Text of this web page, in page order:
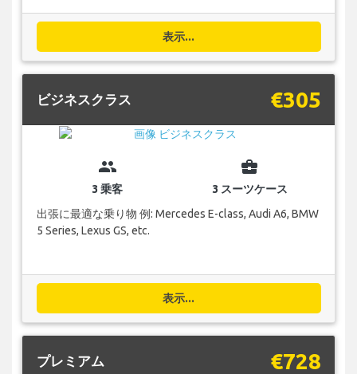
表示...
ビジネスクラス €305
group
3 乗客
business_center
3 スーツケース
出張に最適な乗り物 例: Mercedes E-class, Audi A6, BMW
5 Series, Lexus GS, etc.
表示...
プレミアム €728